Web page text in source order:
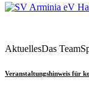
AktuellesDas Team
Veranstaltungshinweis für